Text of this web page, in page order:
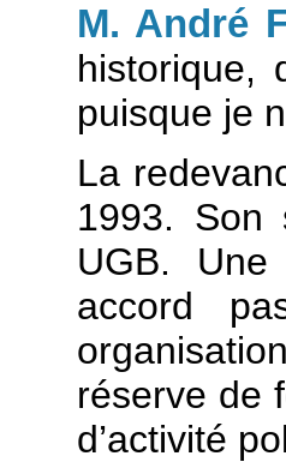
M. André
historique,
puisque je
La
1993. Son
UGB.
accord
réserve de
d’activité